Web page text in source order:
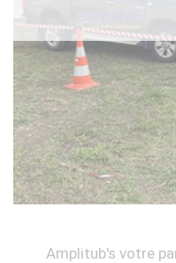
Amplitub's votre